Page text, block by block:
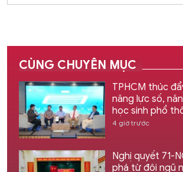
CÙNG CHUYÊN MỤC
TPHCM thúc
năng lực số,
học sinh phổ
4 giờ trước
Nghị quyết 71-
phá từ đội ngũ